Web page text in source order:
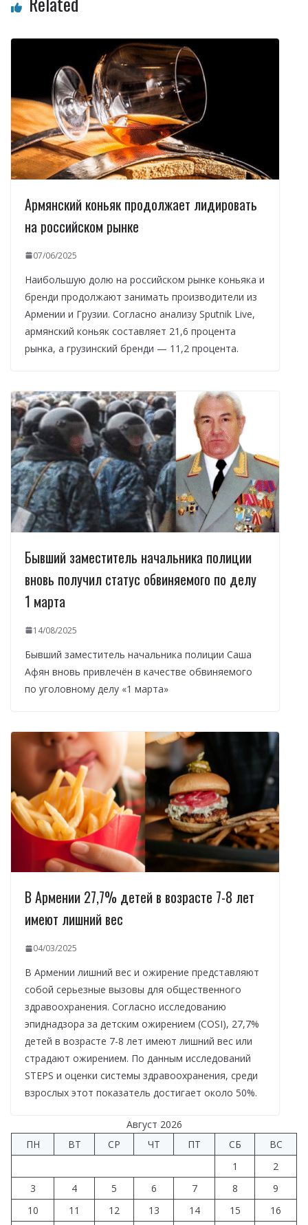
Армянский коньяк продолжает лидировать
на российском рынке
07/06/2025
Наибольшую долю на российском рынке коньяка и
бренди продолжают занимать производители из
Армении и Грузии. Согласно анализу Sputnik Live,
армянский коньяк составляет 21,6 процента
рынка, а грузинский бренди — 11,2 процента.
Бывший заместитель начальника полиции
вновь получил статус обвиняемого по делу
1 марта
14/08/2025
Бывший заместитель начальника полиции Саша
Афян вновь привлечён в качестве обвиняемого
по уголовному делу «1 марта»
В Армении 27,7% детей в возрасте 7-8 лет
имеют лишний вес
04/03/2025
В Армении лишний вес и ожирение представляют
собой серьезные вызовы для общественного
здравоохранения. Согласно исследованию
эпиднадзора за детским ожирением (COSI), 27,7%
детей в возрасте 7-8 лет имеют лишний вес или
страдают ожирением. По данным исследований
STEPS и оценки системы здравоохранения, среди
взрослых этот показатель достигает около 50%.
Август 2026
ПН
ВТ СР ЧТ ПТ СБ
ВС
1
2
3
4 5 6 7 8
9
10
11 12 13 14 15
16